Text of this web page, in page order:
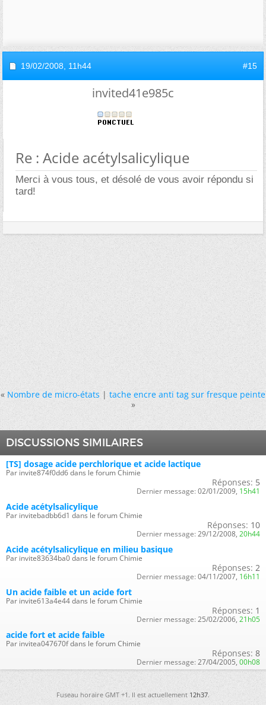
19/02/2008, 11h44 #15
invited41e985c
Re : Acide acétylsalicylique
Merci à vous tous, et désolé de vous avoir répondu si
tard!
« Nombre de micro-états|tache encre anti tag sur fresque peinte
»
DISCUSSIONS SIMILAIRES
[TS] dosage acide perchlorique et acide lactique
Par invite874f0dd6 dans le forum Chimie
Réponses: 5
Dernier message: 02/01/2009, 15h41
Acide acétylsalicylique
Par invitebadbb6d1 dans le forum Chimie
Réponses: 10
Dernier message: 29/12/2008, 20h44
Acide acétylsalicylique en milieu basique
Par invite83634ba0 dans le forum Chimie
Réponses: 2
Dernier message: 04/11/2007, 16h11
Un acide faible et un acide fort
Par invite613a4e44 dans le forum Chimie
Réponses: 1
Dernier message: 25/02/2006, 21h05
acide fort et acide faible
Par invitea047670f dans le forum Chimie
Réponses: 8
Dernier message: 27/04/2005, 00h08
Fuseau horaire GMT +1. Il est actuellement12h37.